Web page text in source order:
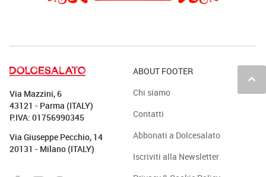
keyboard_arrow_up
Via Mazzini, 6
43121 - Parma (ITALY)
P.IVA: 01756990345
Via Giuseppe Pecchio, 14
20131 - Milano (ITALY)
ABOUT FOOTER
Chi siamo
Contatti
Abbonati a Dolcesalato
Iscriviti alla Newsletter